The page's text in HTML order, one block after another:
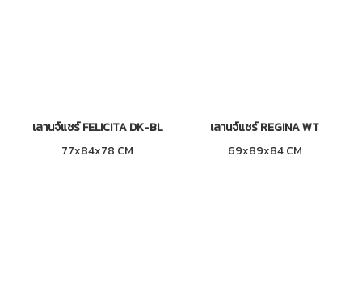
เลานจ์แชร์ FELICITA DK-BL
77x84x78 CM
เลานจ์แชร์ REGINA WT
69x89x84 CM